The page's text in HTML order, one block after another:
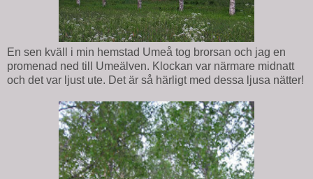
En sen kväll i min hemstad Umeå tog brorsan och jag en
promenad ned till Umeälven. Klockan var närmare midnatt
och det var ljust ute. Det är så härligt med dessa ljusa nätter!